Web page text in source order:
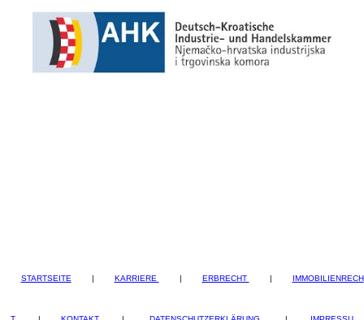
STARTSEITE | KARRIERE | ERBRECHT | IMMOBILIENRECH